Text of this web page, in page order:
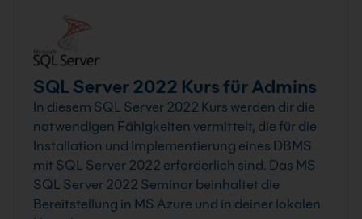
SQL Server 2022 Kurs für Admins
In diesem SQL Server 2022 Kurs werden dir die
notwendigen Fähigkeiten vermittelt, die für die
Installation und Implementierung eines DBMS
mit SQL Server 2022 erforderlich sind. Das MS
SQL Server 2022 Seminar beinhaltet die
Bereitstellung in MS Azure und in deiner lokalen